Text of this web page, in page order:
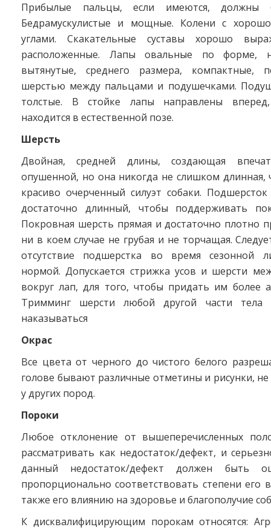
Прибылые пальцы, если имеются, должны
Бедрамускулистые и мощные. Колени с
углами. Скакательные суставы хорошо
расположенные. Лапы овальные по
вытянутые, среднего размера, компактные,
шерстью между пальцами и подушечками.
толстые. В стойке лапы направлены
находится в естественной позе.
Шерсть
Двойная, средней длины, создающая
опушенной, но она никогда не слишком длинная,
красиво очерченный силуэт собаки. Подшерсток
достаточно длинный, чтобы поддерживать
Покровная шерсть прямая и достаточно плотно
ни в коем случае не грубая и не торчащая.
отсутствие подшерстка во время сезонной
нормой. Допускается стрижка усов и шерсти
вокруг лап, для того, чтобы придать им более
Тримминг шерсти любой другой части тела
наказываться
Окрас
Все цвета от черного до чистого белого
голове бывают различные отметины и рисунки,
у других пород.
Пороки
Любое отклонение от вышеперечисленных
рассматривать как недостаток/дефект, и
данный недостаток/дефект должен быть
пропорционально соответствовать степени его
также его влиянию на здоровье и благополучие
К дисквалифицирующим порокам относятся: